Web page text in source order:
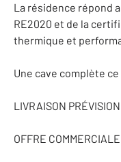
La résidence répond
RE2020 et de la
thermique et
Une cave complète
LIVRAISON
OFFRE